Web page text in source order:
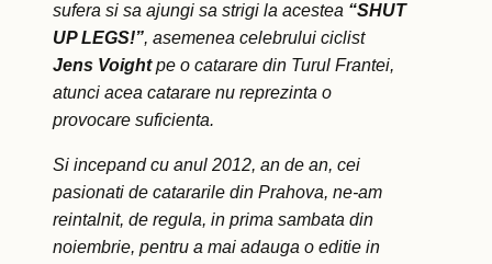
sufera si sa ajungi sa strigi la acestea “SHUT
UP LEGS!”, asemenea celebrului ciclist
Jens Voightpe o catarare din Turul Frantei,
atunci acea catarare nu reprezinta o
provocare suficienta.
Si incepand cu anul 2012, an de an, cei
pasionati de catararile din Prahova, ne-am
reintalnit, de regula, in prima sambata din
noiembrie, pentru a mai adauga o editie in